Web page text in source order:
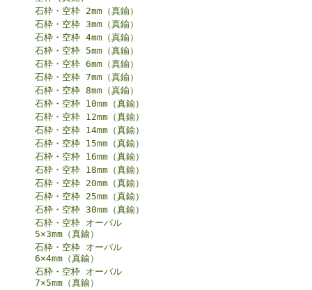
石枠・空枠 2mm（真鍮）
石枠・空枠 3mm（真鍮）
石枠・空枠 4mm（真鍮）
石枠・空枠 5mm（真鍮）
石枠・空枠 6mm（真鍮）
石枠・空枠 7mm（真鍮）
石枠・空枠 8mm（真鍮）
石枠・空枠 10mm（真鍮）
石枠・空枠 12mm（真鍮）
石枠・空枠 14mm（真鍮）
石枠・空枠 15mm（真鍮）
石枠・空枠 16mm（真鍮）
石枠・空枠 18mm（真鍮）
石枠・空枠 20mm（真鍮）
石枠・空枠 25mm（真鍮）
石枠・空枠 30mm（真鍮）
石枠・空枠 オーバル
5×3mm（真鍮）
石枠・空枠 オーバル
6×4mm（真鍮）
石枠・空枠 オーバル
7×5mm（真鍮）